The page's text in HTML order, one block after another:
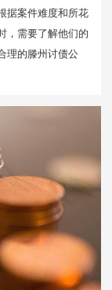
据案件难度和所花
，需要了解他们的
理的滕州讨债公